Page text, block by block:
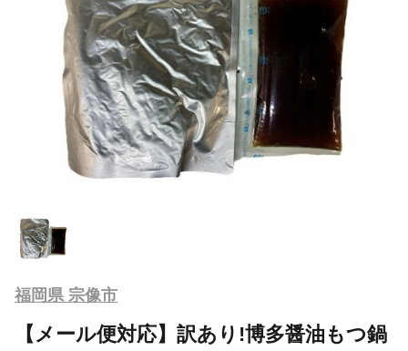
福岡県 宗像市
【メール便対応】訳あり!博多醤油もつ鍋